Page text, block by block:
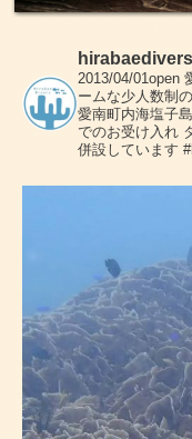
hirabaedivers
2013/04/01open
ームな少人数制
愛南町内海塩子
でのお受け入れ
併設しています